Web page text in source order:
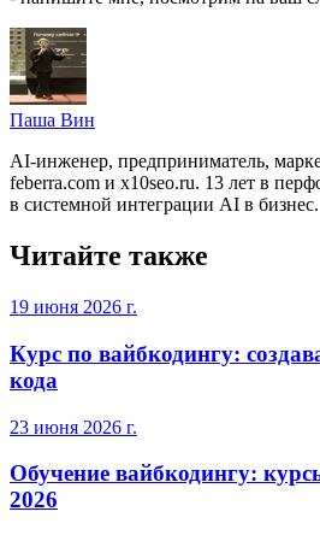
Паша Вин
AI-инженер, предприниматель,
feberra.com и x10seo.ru. 13 лет в
в системной интеграции AI в бизнес.
Читайте также
19 июня 2026 г.
Курс по вайбкодингу:
кода
23 июня 2026 г.
Обучение вайбкодингу:
2026